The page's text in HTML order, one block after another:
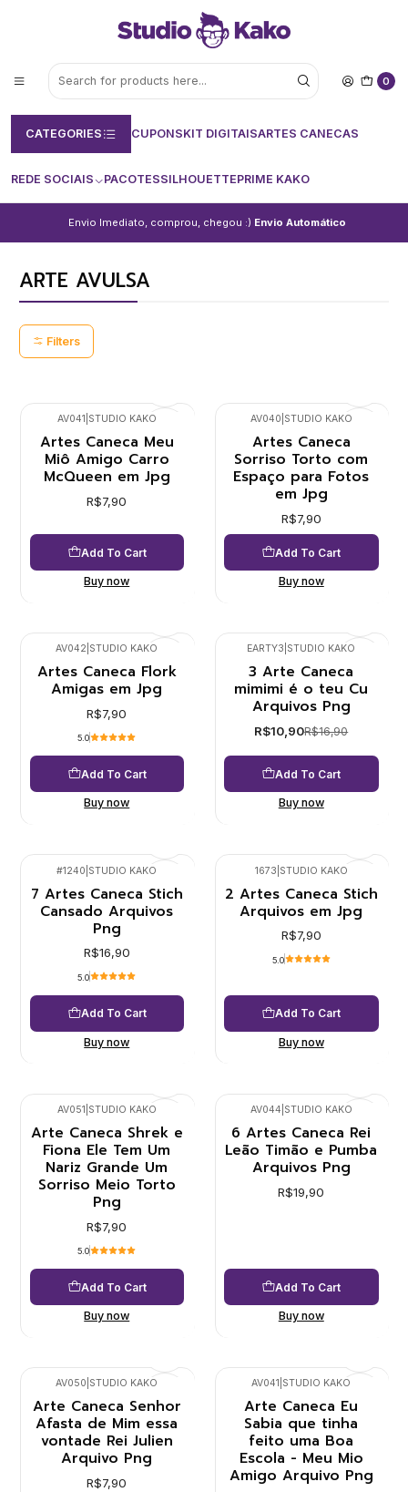
0
CATEGORIES CUPONSKIT DIGITAISARTES CANECAS
REDE SOCIAIS PACOTESSILHOUETTEPRIME KAKO
Envio Imediato, comprou, chegou :) Envio Automático
ARTE AVULSA
Filters
AV041 STUDIO KAKO
Artes Caneca Meu
Miô Amigo Carro
McQueen em Jpg
R$7,90
Add To Cart
Buy now
AV040 STUDIO KAKO
Artes Caneca
Sorriso Torto com
Espaço para Fotos
em Jpg
R$7,90
Add To Cart
Buy now
AV042 STUDIO KAKO
Artes Caneca Flork
Amigas em Jpg
R$7,90
5.0
Add To Cart
Buy now
-36%
EARTY3 STUDIO KAKO
3 Arte Caneca
mimimi é o teu Cu
Arquivos Png
R$10,90R$16,90
Add To Cart
Buy now
#1240 STUDIO KAKO
7 Artes Caneca Stich
Cansado Arquivos
Png
R$16,90
5.0
Add To Cart
Buy now
1673 STUDIO KAKO
2 Artes Caneca Stich
Arquivos em Jpg
R$7,90
5.0
Add To Cart
Buy now
AV051 STUDIO KAKO
Arte Caneca Shrek e
Fiona Ele Tem Um
Nariz Grande Um
Sorriso Meio Torto
Png
R$7,90
5.0
Add To Cart
Buy now
AV044 STUDIO KAKO
6 Artes Caneca Rei
Leão Timão e Pumba
Arquivos Png
R$19,90
Add To Cart
Buy now
AV050 STUDIO KAKO
Arte Caneca Senhor
Afasta de Mim essa
vontade Rei Julien
Arquivo Png
R$7,90
AV041 STUDIO KAKO
Arte Caneca Eu
Sabia que tinha
feito uma Boa
Escola - Meu Mio
Amigo Arquivo Png